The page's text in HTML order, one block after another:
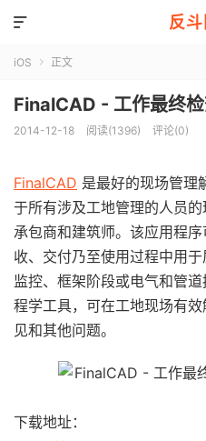
反

iOS  正文
FinalCAD - 工作最终
2014-12-18 阅读(1396) 评论(0)
FinalCAD 是最好的现场管理
于所有涉及工地管理的人员
承包商和建筑师。该应用程
收、交付乃至使用过程中用
监控、框架阶段或电气和管
程学工具，可在工地现场有
见和其他问题。
下载地址：